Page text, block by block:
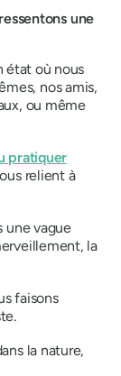
une
état où nous
nos amis,
ou même
pratiquer
relient à
une vague
la
faisons
la nature,